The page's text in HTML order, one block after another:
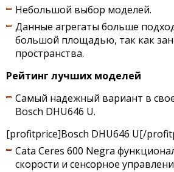
Небольшой выбор моделей.
Данные агрегаты больше
большой площадью, так как
пространства.
Рейтинг лучших моделей
Самый надежный вариант в
Bosch DHU646 U.
[profitprice]Bosch DHU646 U[/
Cata Ceres 600 Negra
скорости и сенсорное